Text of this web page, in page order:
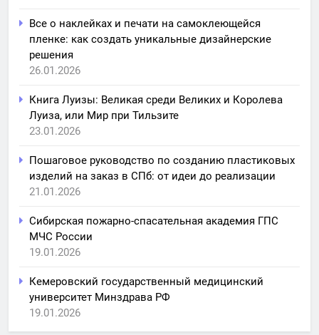
Все о наклейках и печати на самоклеющейся
пленке: как создать уникальные дизайнерские
решения
26.01.2026
Книга Луизы: Великая среди Великих и Королева
Луиза, или Мир при Тильзите
23.01.2026
Пошаговое руководство по созданию пластиковых
изделий на заказ в СПб: от идеи до реализации
21.01.2026
Сибирская пожарно-спасательная академия ГПС
МЧС России
19.01.2026
Кемеровский государственный медицинский
университет Минздрава РФ
19.01.2026